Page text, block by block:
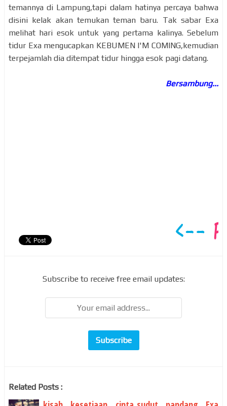
temannya di Lampung,tapi dalam hatinya percaya bahwa
disini kelak akan temukan teman baru. Tak sabar Exa
melihat hari esok untuk yang pertama kalinya. Sebelum
tidur Exa mengucapkan KEBUMEN I'M COMING,kemudian
terpejamlah dia ditempat tidur hingga esok pagi datang.
Bersambung...
Subscribe to receive free email updates:
Related Posts :